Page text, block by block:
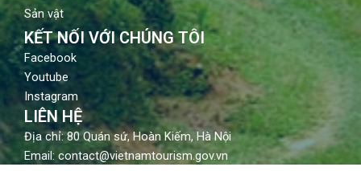
Sản vật
KẾT NỐI VỚI CHÚNG TÔI
Facebook
Youtube
Instagram
LIÊN HỆ
Địa chỉ: 80 Quán sứ, Hoàn Kiếm, Hà Nội
Email: contact@vietnamtourism.gov.vn